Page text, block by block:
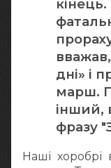
дні» і
марш.
інший,
фразу
Наші хоробрі